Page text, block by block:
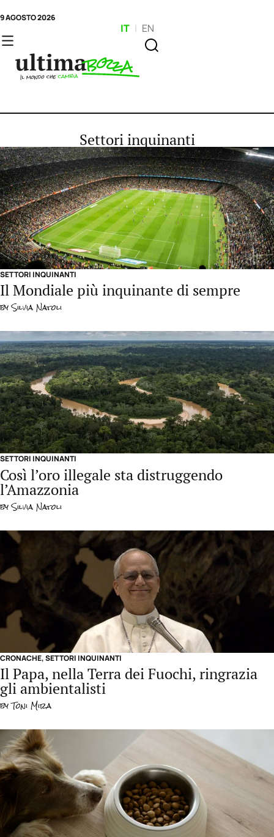
9 AGOSTO 2026
IT | EN
Settori inquinanti
SETTORI INQUINANTI
Il Mondiale più inquinante di sempre
bySilvia Natoli
SETTORI INQUINANTI
Così l’oro illegale sta distruggendo
l’Amazzonia
bySilvia Natoli
CRONACHE,SETTORI INQUINANTI
Il Papa, nella Terra dei Fuochi, ringrazia
gli ambientalisti
byToni Mira